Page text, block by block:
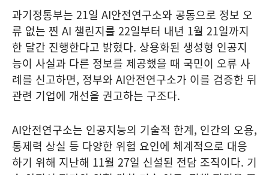
과기정통부는 21일 AI안전연구소와 공동으로 정보 오
류 없는 찐 AI 챌린지를 22일부터 내년 1월 21일까지
한 달간 진행한다고 밝혔다. 상용화된 생성형 인공지
능이 사실과 다른 정보를 제공했을 때 국민이 오류 사
례를 신고하면, 정부와 AI안전연구소가 이를 검증한 뒤
관련 기업에 개선을 권고하는 구조다.
AI안전연구소는 인공지능의 기술적 한계, 인간의 오용,
통제력 상실 등 다양한 위험 요인에 체계적으로 대응
하기 위해 지난해 11월 27일 신설된 전담 조직이다. 기